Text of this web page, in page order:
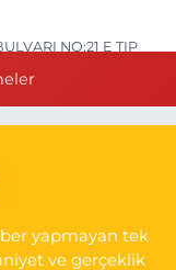
NO:21 E TIP
B ESKİ DEVLET
yapmayan tek
ve gerçeklik